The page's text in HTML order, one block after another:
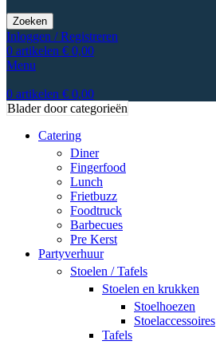
Zoeken
Inloggen / Registreren
0 artikelen € 0,00
Menu
0 artikelen € 0,00
Blader door categorieën
Catering
Diner
Fingerfood
Lunch
Frietbuzz
Foodtruck
Barbecues
Pre Kerst
Partyverhuur
Stoelen / Tafels
Stoelen en krukken
Stoelhoezen
Stoelaccessoires
Tafels